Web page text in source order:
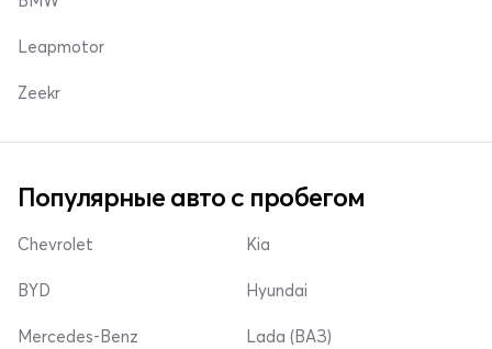
Leapmotor
Zeekr
Популярные авто с пробегом
Chevrolet
BYD
Mercedes-Benz
Kia
Hyundai
Lada (ВАЗ)